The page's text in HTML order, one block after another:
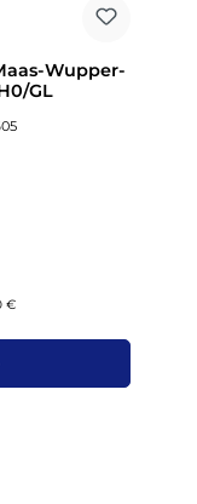
Wupper-
GL
€